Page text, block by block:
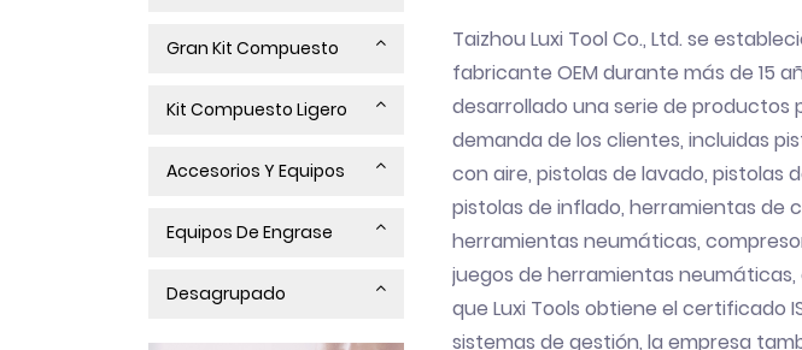
Gran Kit Compuesto
Kit Compuesto Ligero
Accesorios Y Equipos
Equipos De Engrase
Desagrupado
Taizhou Luxi Tool Co., Ltd. se
fabricante OEM durante más de 15
desarrollado una serie de productos
demanda de los clientes, incluidas
con aire, pistolas de lavado, pistolas
pistolas de inflado, herramientas de
herramientas neumáticas,
juegos de herramientas
que Luxi Tools obtiene el certificado
sistemas de gestión, la empresa